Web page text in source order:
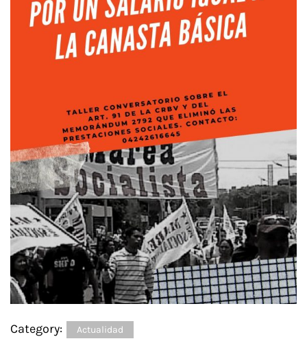
Category: Actualidad